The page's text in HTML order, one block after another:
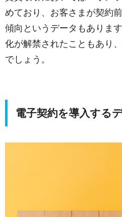
めており、お客さまが契約
傾向というデータもありま
化が解禁されたこともあり
でしょう。
電子契約を導入する